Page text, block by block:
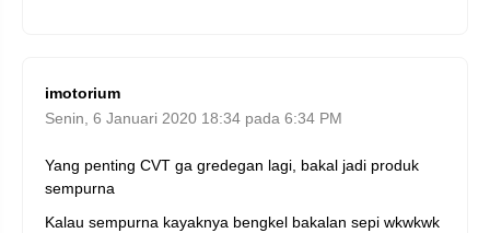
imotorium
Senin, 6 Januari 2020 18:34 pada 6:34 PM
Yang penting CVT ga gredegan lagi, bakal jadi produk
sempurna
Kalau sempurna kayaknya bengkel bakalan sepi wkwkwk